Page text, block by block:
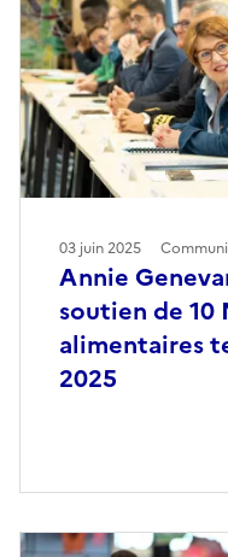
Annie
soutien de 10
alimentaires
2025
03 juin 2025